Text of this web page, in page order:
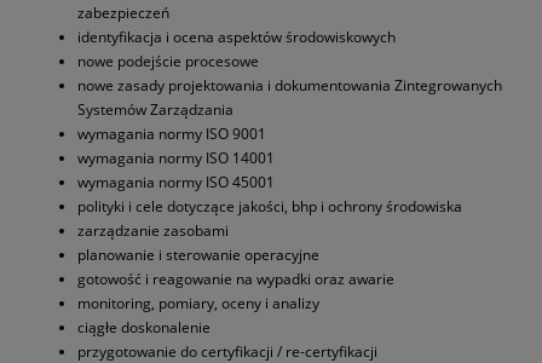
zabezpieczeń
identyfikacja i ocena aspektów środowiskowych
nowe podejście procesowe
nowe zasady projektowania i dokumentowania Zintegrowanych
Systemów Zarządzania
wymagania normy ISO 9001
wymagania normy ISO 14001
wymagania normy ISO 45001
polityki i cele dotyczące jakości, bhp i ochrony środowiska
zarządzanie zasobami
planowanie i sterowanie operacyjne
gotowość i reagowanie na wypadki oraz awarie
monitoring, pomiary, oceny i analizy
ciągłe doskonalenie
przygotowanie do certyfikacji / re-certyfikacji